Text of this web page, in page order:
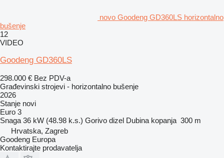
novo Goodeng GD360LS horizontalno
bušenje
12
VIDEO
Goodeng GD360LS
298.000 € Bez PDV-a
Građevinski strojevi - horizontalno bušenje
2026
Stanje novi
Euro 3
Snaga 36 kW (48.98 k.s.) Gorivo dizel Dubina kopanja 300 m
Hrvatska, Zagreb
Goodeng Europa
Kontaktirajte prodavatelja